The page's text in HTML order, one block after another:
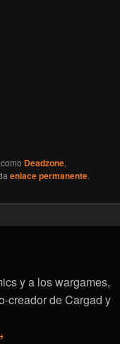
Deadzone,
enlace permanente.
y a los wargames,
creador de Cargad y